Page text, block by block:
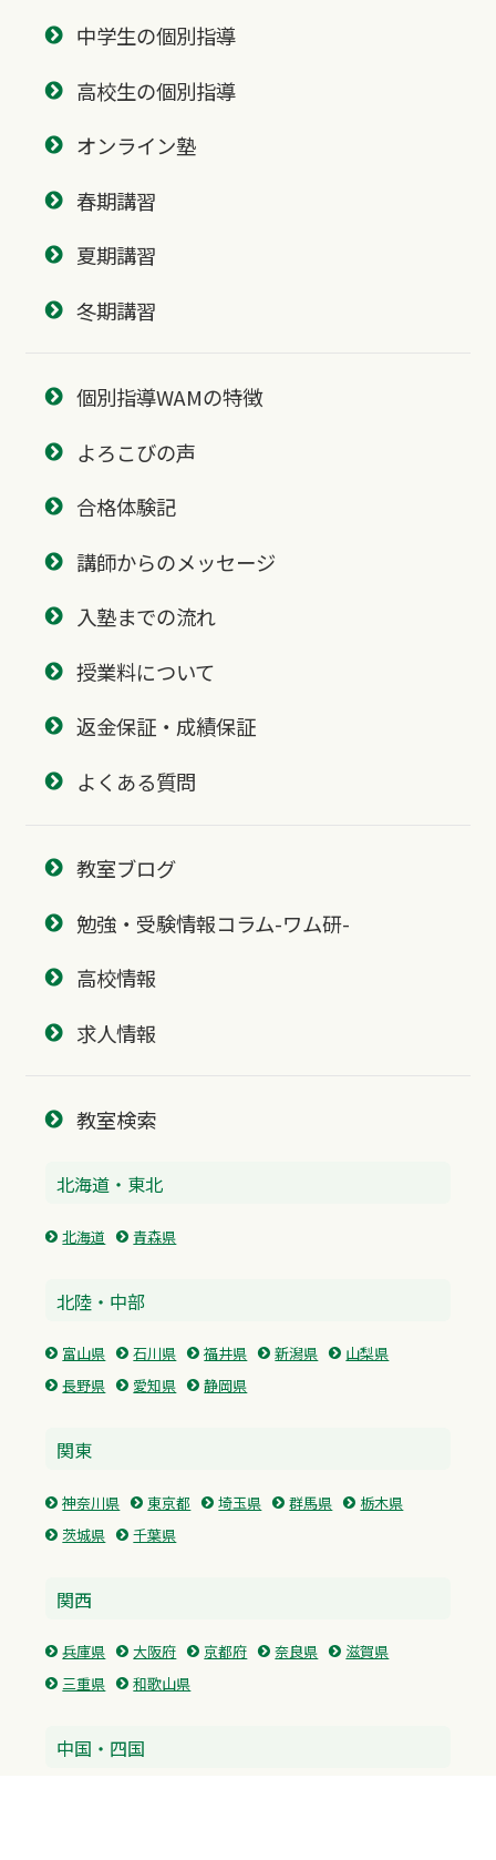
中学生の個別指導
高校生の個別指導
オンライン塾
春期講習
夏期講習
冬期講習
個別指導WAMの特徴
よろこびの声
合格体験記
講師からのメッセージ
入塾までの流れ
授業料について
返金保証・成績保証
よくある質問
教室ブログ
勉強・受験情報コラム-ワム研-
高校情報
求人情報
教室検索
北海道・東北
北海道 青森県
北陸・中部
富山県 石川県 福井県 新潟県
山梨県
長野県
愛知県 静岡県
関東
神奈川県 東京都 埼玉県 群馬県
栃木県
茨城県
千葉県
関西
兵庫県 大阪府 京都府 奈良県
滋賀県
三重県
和歌山県
中国・四国